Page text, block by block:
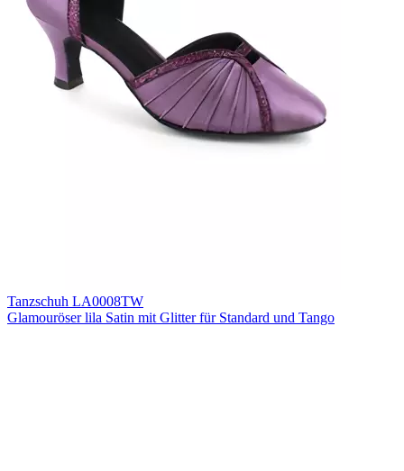
Tanzschuh LA0008TW
Glamouröser lila Satin mit Glitter für Standard und Tango